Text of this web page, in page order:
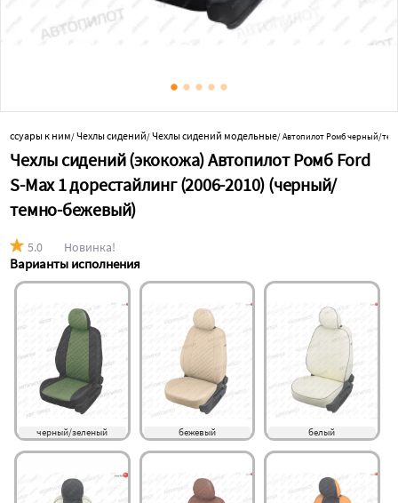
к ним/Чехлы сидений/Чехлы сидений модельные/Автопилот Ромб черный/
Чехлы сидений (экокожа) Автопилот Ромб Ford
S-Max 1 дорестайлинг (2006-2010) (черный/
темно-бежевый)
5.0 Новинка!
Варианты исполнения
черный/зеленый бежевый белый